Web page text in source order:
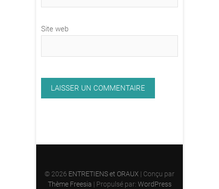
Site web
© 2026 ENTRETIENS et ORAUX | Conçu par
Thème Freesia | Propulsé par: WordPress